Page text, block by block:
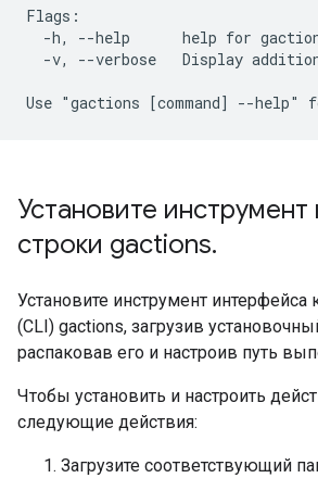
Flags:
-h, --help      help for
-v, --verbose   Display
Установите
строки gactions.
Установите инструмент интерфейса
(CLI) gactions, загрузив
распаковав его и настроив путь
Чтобы установить и настроить
следующие действия:
Загрузите соответствующий